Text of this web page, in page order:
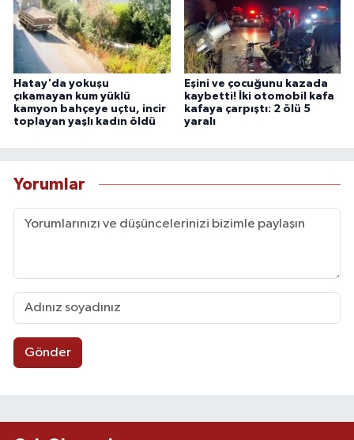
Hatay'da yokuşu
çıkamayan kum yüklü
kamyon bahçeye uçtu, incir
toplayan yaşlı kadın öldü
Eşini ve çocuğunu kazada
kaybetti! İki otomobil kafa
kafaya çarpıştı: 2 ölü 5
yaralı
Yorumlar
Gönder